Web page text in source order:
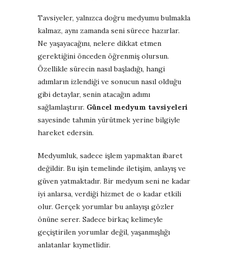
Tavsiyeler, yalnızca doğru medyumu bulmakla
kalmaz, aynı zamanda seni sürece hazırlar.
Ne yaşayacağını, nelere dikkat etmen
gerektiğini önceden öğrenmiş olursun.
Özellikle sürecin nasıl başladığı, hangi
adımların izlendiği ve sonucun nasıl olduğu
gibi detaylar, senin atacağın adımı
sağlamlaştırır. Güncel medyum tavsiyeleri
sayesinde tahmin yürütmek yerine bilgiyle
hareket edersin.
Medyumluk, sadece işlem yapmaktan ibaret
değildir. Bu işin temelinde iletişim, anlayış ve
güven yatmaktadır. Bir medyum seni ne kadar
iyi anlarsa, verdiği hizmet de o kadar etkili
olur. Gerçek yorumlar bu anlayışı gözler
önüne serer. Sadece birkaç kelimeyle
geçiştirilen yorumlar değil, yaşanmışlığı
anlatanlar kıymetlidir.